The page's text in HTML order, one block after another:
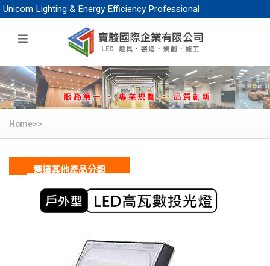
Lighting & Energy Efficiency Professional
Home>>
選擇其他產品分類